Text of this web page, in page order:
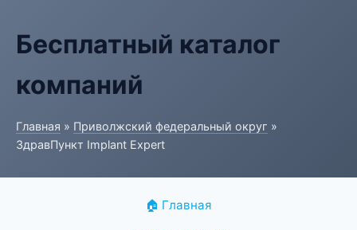
Бесплатный каталог
компаний
Главная » Приволжский федеральный округ »
ЗдравПункт Implant Expert
🏠 Главная